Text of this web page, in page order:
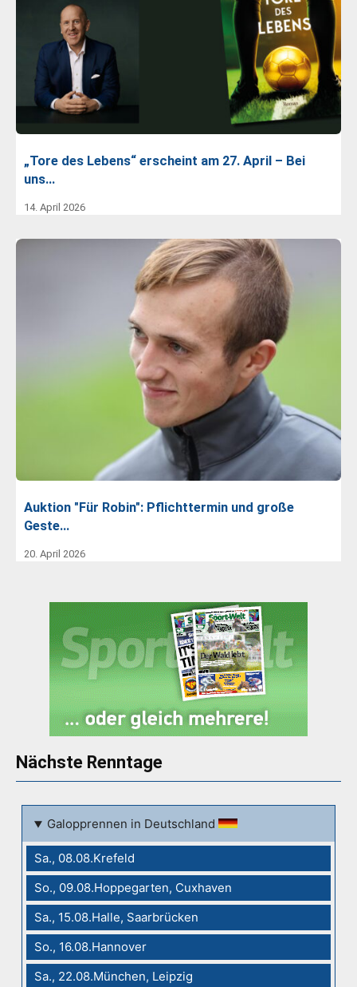
„Tore des Lebens“ erscheint am 27. April – Bei
uns…
14. April 2026
Auktion "Für Robin": Pflichttermin und große
Geste…
20. April 2026
Nächste Renntage
Galopprennen in Deutschland
Sa., 08.08.Krefeld
So., 09.08.Hoppegarten, Cuxhaven
Sa., 15.08.Halle, Saarbrücken
So., 16.08.Hannover
Sa., 22.08.München, Leipzig